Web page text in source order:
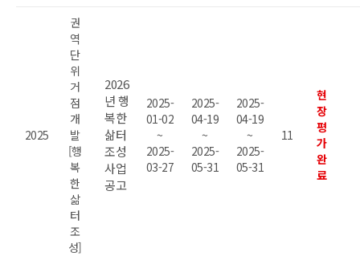
2025
권
역
단
위
거
점
개
발
[행
복
한
삶
터
조
성]
2026
년 행
복한
삶터
조성
사업
공고
2025-
01-02
~
2025-
03-27
2025-
04-19
~
2025-
05-31
2025-
04-19
~
2025-
05-31
11
현
장
평
가
완
료